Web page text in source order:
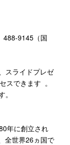
488-9145（国
スライドプレゼ
スできます 。
年に創立され
全世界26ヵ国で